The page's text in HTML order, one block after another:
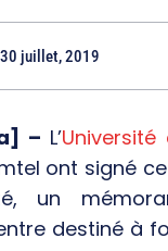
30 juillet, 2019
– L’Université
ont signé
un
destiné à